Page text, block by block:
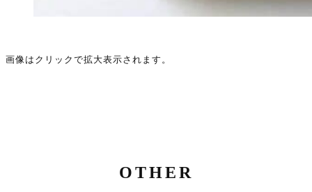
画像はクリックで拡大表示されます。
OTHER